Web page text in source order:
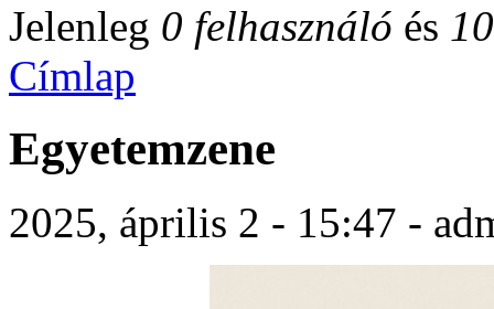
Jelenleg 0 felhasználó és
Címlap
Egyetemzene
2025, április 2 - 15:47 -